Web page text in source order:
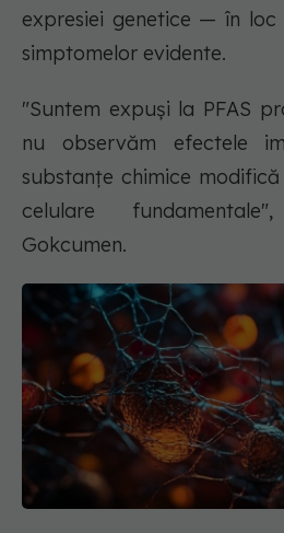
expresiei genetice — în
simptomelor evidente.
"Suntem expuși la PFAS
nu observăm efectele
substanțe chimice
celulare
Gokcumen.